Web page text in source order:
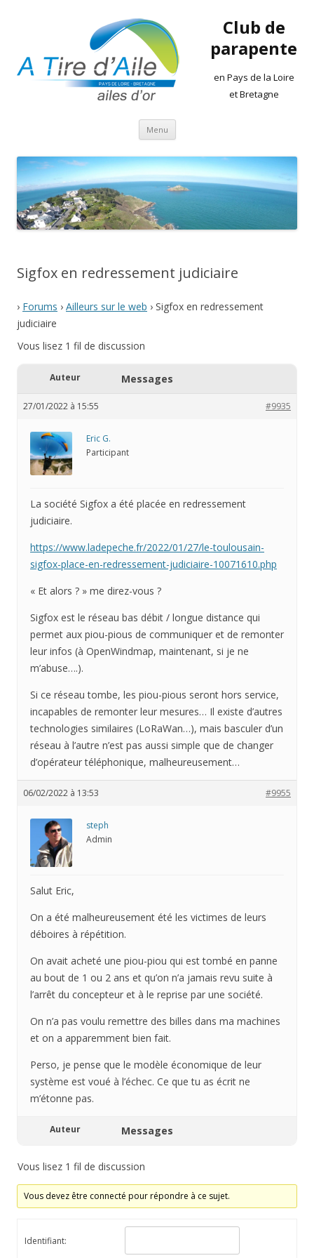
Club de
parapente
en Pays de la Loire
et Bretagne
Menu Aller
contenu
Sigfox en redressement judiciaire
› Forums › Ailleurs sur le web › Sigfox en redressement
judiciaire
Vous lisez 1 fil de discussion
Auteur Messages
27/01/2022 à 15:55 #9935
Eric G.
Participant
La société Sigfox a été placée en redressement
judiciaire.
https://www.ladepeche.fr/2022/01/27/le-toulousain-
sigfox-place-en-redressement-judiciaire-10071610.php
« Et alors ? » me direz-vous ?
Sigfox est le réseau bas débit / longue distance qui
permet aux piou-pious de communiquer et de remonter
leur infos (à OpenWindmap, maintenant, si je ne
m’abuse….).
Si ce réseau tombe, les piou-pious seront hors service,
incapables de remonter leur mesures… Il existe d’autres
technologies similaires (LoRaWan…), mais basculer d’un
réseau à l’autre n’est pas aussi simple que de changer
d’opérateur téléphonique, malheureusement…
06/02/2022 à 13:53 #9955
steph
Admin
Salut Eric,
On a été malheureusement été les victimes de leurs
déboires à répétition.
On avait acheté une piou-piou qui est tombé en panne
au bout de 1 ou 2 ans et qu’on n’a jamais revu suite à
l’arrêt du concepteur et à le reprise par une société.
On n’a pas voulu remettre des billes dans ma machines
et on a apparemment bien fait.
Perso, je pense que le modèle économique de leur
système est voué à l’échec. Ce que tu as écrit ne
m’étonne pas.
Auteur Messages
Vous lisez 1 fil de discussion
Vous devez être connecté pour répondre à ce sujet.
Identifiant: